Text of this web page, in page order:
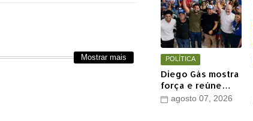
Mostrar mais POLÍTICA
Diego Gás mostra
força e reúne
multidão para
agosto 07, 2026